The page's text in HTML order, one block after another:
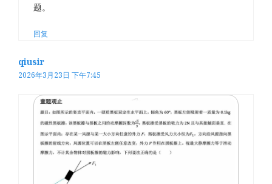
题。
回复
qiusir
2026年3月23日 下午7:45